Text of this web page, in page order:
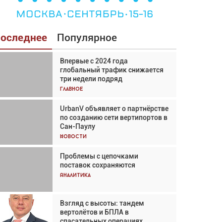
Популярное
Впервые с 2024 года
глобальный трафик снижается
три недели подряд
Главное
UrbanV объявляет о партнёрстве
по созданию сети вертипортов в
Сан-Паулу
Новости
Проблемы с цепочками
поставок сохраняются
Аналитика
Взгляд с высоты: тандем
вертолётов и БПЛА в
Взгляд с высоты: тандем
вертолётов и БПЛА в
спасательных операциях
Главное
Авиационный фотограф Дэйв
Кох: «Фотография говорит сама
за себя... а ИИ всё портит»
Новости
Впервые с 2024 года
глобальный трафик снижается
три недели подряд
Частный самолёт – это актив.
Подходите к покупке